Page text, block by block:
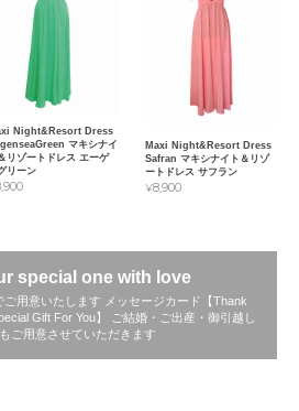
Night&Resort Dress
マキシナイ
リゾートドレス エーゲ
リーン
Maxi Night&Resort Dress
Safran マキシナイト＆リゾ
ートドレス サフラン
¥8,900
special one with love
ご用意いたします メッセージカード【Thank
Gift For You】 ご結婚・ご出産・御引越し
ご用意させていただきます